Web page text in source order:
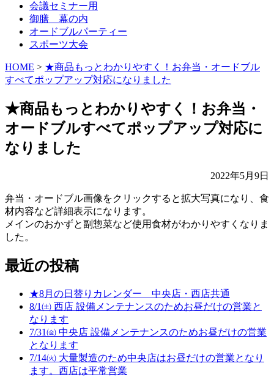
会議セミナー用
御膳 幕の内
オードブルパーティー
スポーツ大会
HOME > ★商品もっとわかりやすく！お弁当・オードブル
すべてポップアップ対応になりました
★商品もっとわかりやすく！お弁当・
オードブルすべてポップアップ対応に
なりました
2022年5月9日
弁当・オードブル画像をクリックすると拡大写真になり、食
材内容など詳細表示になります。
メインのおかずと副惣菜など使用食材がわかりやすくなりま
した。
最近の投稿
★8月の日替りカレンダー 中央店・西店共通
8/1㈯ 西店 設備メンテナンスのためお昼だけの営業と
なります
7/31㈮ 中央店 設備メンテナンスのためお昼だけの営業
となります
7/14㈫ 大量製造のため中央店はお昼だけの営業となり
ます。西店は平常営業